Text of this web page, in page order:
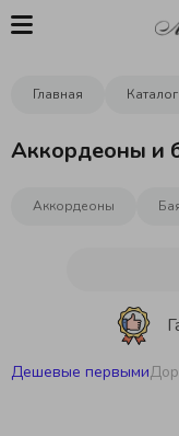
Главная Каталог
Аккордеоны и
Аккордеоны
Дешевые первыми